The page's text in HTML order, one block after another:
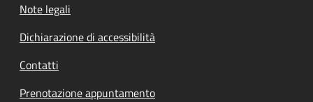
Note legali
Dichiarazione di accessibilità
Contatti
Prenotazione appuntamento